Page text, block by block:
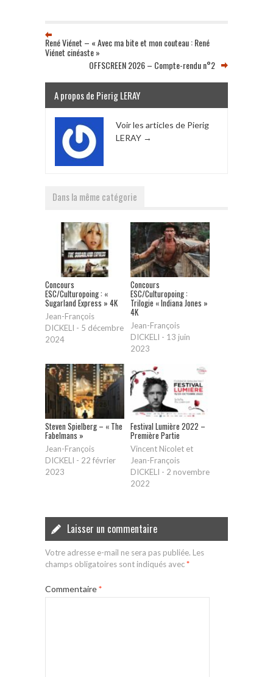
René Viénet – « Avec ma bite et mon couteau : René
Viénet cinéaste »
OFFSCREEN 2026 – Compte-rendu n°2
A propos de Pierig LERAY
Voir les articles de Pierig
LERAY →
Dans la même catégorie
Concours
ESC/Culturopoing : «
Sugarland Express » 4K
Jean-François
DICKELI - 5 décembre
2024
Concours
ESC/Culturopoing :
Trilogie « Indiana Jones »
4K
Jean-François
DICKELI - 13 juin
2023
Steven Spielberg – « The
Fabelmans »
Jean-François
DICKELI - 22 février
2023
Festival Lumière 2022 –
Première Partie
Vincent Nicolet et
Jean-François
DICKELI - 2 novembre
2022
Laisser un commentaire
Votre adresse e-mail ne sera pas publiée. Les
champs obligatoires sont indiqués avec*
Commentaire*